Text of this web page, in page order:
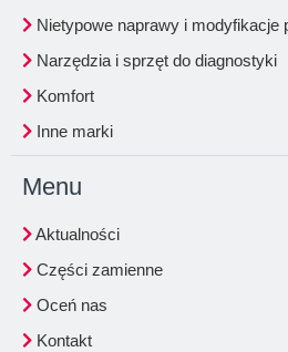
Nietypowe naprawy i modyfikacje
Narzędzia i sprzęt do diagnostyki
Komfort
Inne marki
Menu
Aktualności
Części zamienne
Oceń nas
Kontakt